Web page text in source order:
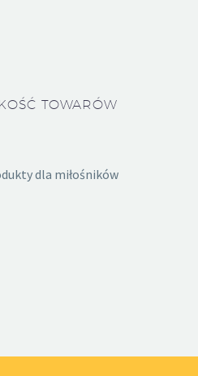
TOWARÓW
dla miłośników